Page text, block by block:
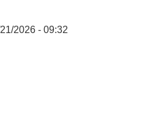
2026 - 09:32